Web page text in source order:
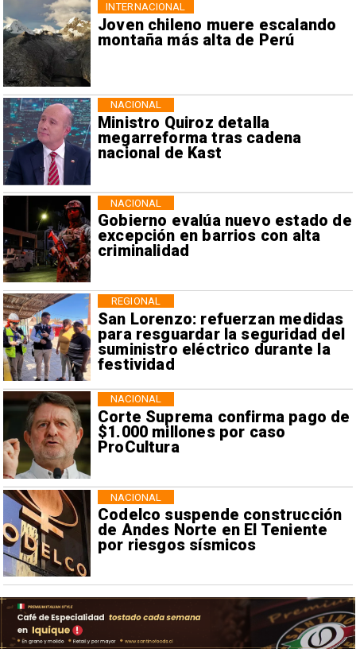
Joven chileno muere escalando
montaña más alta de Perú
INTERNACIONAL
Ministro Quiroz detalla
megarreforma tras cadena
nacional de Kast
NACIONAL
Gobierno evalúa nuevo estado de
excepción en barrios con alta
criminalidad
NACIONAL
San Lorenzo: refuerzan medidas
para resguardar la seguridad del
suministro eléctrico durante la
festividad
REGIONAL
Corte Suprema confirma pago de
$1.000 millones por caso
ProCultura
NACIONAL
Codelco suspende construcción
de Andes Norte en El Teniente
por riesgos sísmicos
NACIONAL